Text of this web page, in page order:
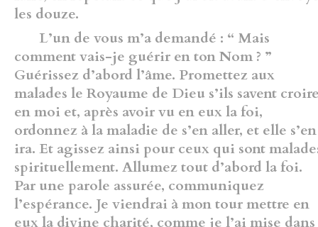
les douze.
L’un de vous m’a demandé : “ Mais
comment vais-je guérir en ton Nom ? ”
Guérissez d’abord l’âme. Promettez aux
malades le Royaume de Dieu s’ils savent
en moi et, après avoir vu en eux la foi,
ordonnez à la maladie de s’en aller, et elle s’en
ira. Et agissez ainsi pour ceux qui sont
spirituellement. Allumez tout d’abord la foi.
Par une parole assurée, communiquez
l’espérance. Je viendrai à mon tour mettre en
eux la divine charité, comme je l’ai mise dans